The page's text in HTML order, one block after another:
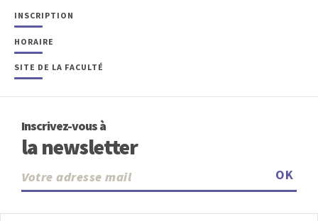
INSCRIPTION
HORAIRE
SITE DE LA FACULTÉ
Inscrivez-vous à
la newsletter
OK